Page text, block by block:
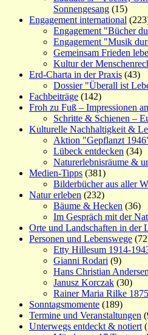
Sonnengesang (15)
Engagement international
Engagement "Bücher
Engagement "Musik
Gemeinsam Frieden
Kultur der
Erd-Charta in der Praxis (43)
Dossier "Überall ist
Fachbeiträge (142)
Froh zu Fuß – Impressionen
Schritte & Schienen –
Kulturelle Nachhaltigkeit &
Aktion "Gepflanzt
Lübeck entdecken (34)
Naturerlebnisräume &
Medien-Tipps (381)
Bilderbücher aus aller
Natur erleben (232)
Bäume & Hecken (36)
Im Gespräch mit der
Orte und Landschaften in der
Personen und Lebenswege
Etty Hillesum 1914-
Gianni Rodari (9)
Hans Christian Andersen
Janusz Korczak (30)
Rainer Maria Rilke
Sonntagsmomente (189)
Termine und Veranstaltungen
Unterwegs entdeckt & notiert